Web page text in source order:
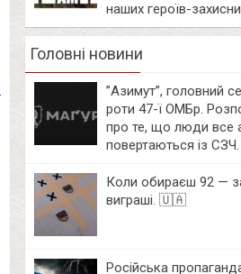
наших героїв-
Головні новини
⁨”Азимут”, головний
роти 47-ї ОМБр.
про те, що люди все
повертаються із СЗЧ.
Коли обираєш 92 —
виграші. 🇺🇦
Російська